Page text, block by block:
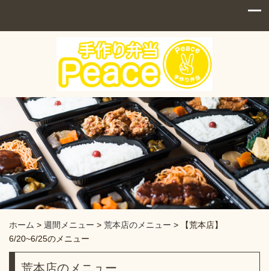
ホーム > 週間メニュー > 荒本店のメニュー >
【荒本店】
6/20~6/25のメニュー
荒本店のメニュー